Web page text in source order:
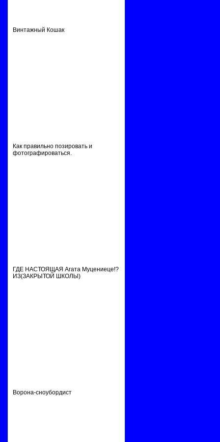
Винтажный Кошак
Как правильно позировать и
фотографироваться.
ГДЕ НАСТОЯЩАЯ Агата Муцениеце!?
ИЗ(ЗАКРЫТОЙ ШКОЛЫ)
Ворона-сноубордист